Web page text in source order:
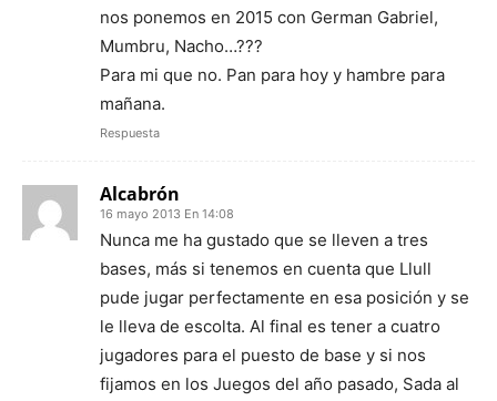
nos ponemos en 2015 con German Gabriel,
Mumbru, Nacho…???
Para mi que no. Pan para hoy y hambre para
mañana.
Respuesta
Alcabrón
16 mayo 2013 En 14:08
Nunca me ha gustado que se lleven a tres
bases, más si tenemos en cuenta que Llull
pude jugar perfectamente en esa posición y se
le lleva de escolta. Al final es tener a cuatro
jugadores para el puesto de base y si nos
fijamos en los Juegos del año pasado, Sada al